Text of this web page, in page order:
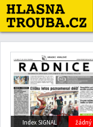
Leaflet| Map data ©OpenStreetMap
Index SIGNAL žádný